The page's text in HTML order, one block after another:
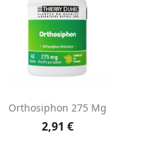
Orthosiphon 275 Mg
2,91 €